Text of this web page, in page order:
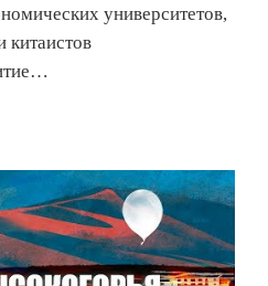
университетов,
китаистов